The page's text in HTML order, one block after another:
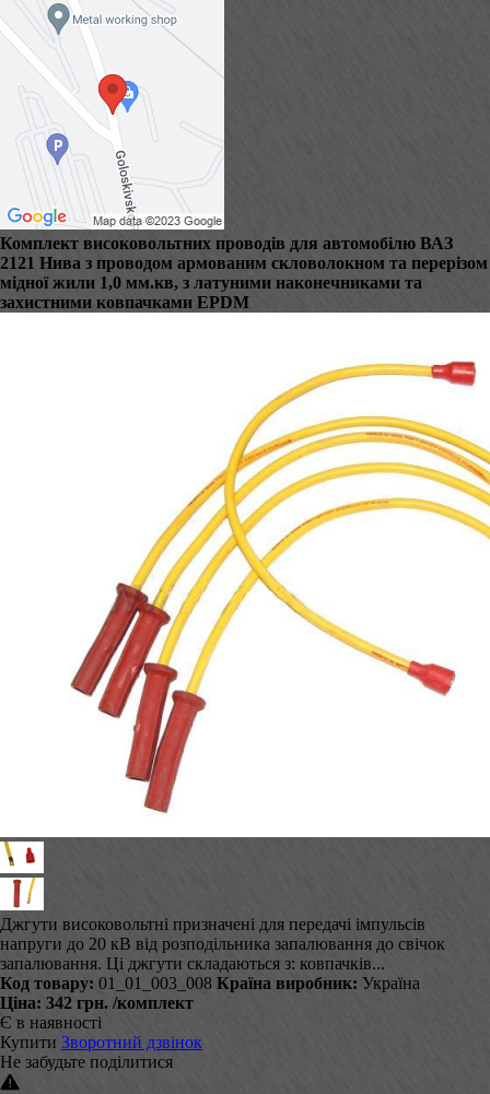
Комплект високовольтних проводів для автомобілю ВАЗ
2121 Нива з проводом армованим скловолокном та перерізом
мідної жили 1,0 мм.кв, з латуними наконечниками та
захистними ковпачками EPDM
Джгути високовольтні призначені для передачі імпульсів
напруги до 20 кВ від розподільника запалювання до свічок
запалювання. Ці джгути складаються з: ковпачків...
Код товару: 01_01_003_008 Країна виробник: Україна
Ціна: 342 грн. /комплект
Є в наявності
Купити Зворотний дзвінок
Не забудьте поділитися